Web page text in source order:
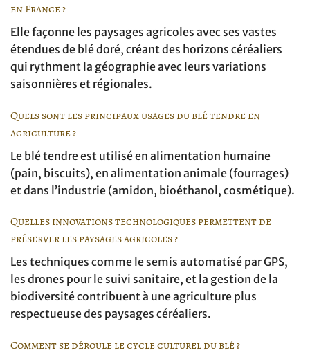
en France ?
Elle façonne les paysages agricoles avec ses vastes
étendues de blé doré, créant des horizons céréaliers
qui rythment la géographie avec leurs variations
saisonnières et régionales.
Quels sont les principaux usages du blé tendre en
agriculture ?
Le blé tendre est utilisé en alimentation humaine
(pain, biscuits), en alimentation animale (fourrages)
et dans l’industrie (amidon, bioéthanol, cosmétique).
Quelles innovations technologiques permettent de
préserver les paysages agricoles ?
Les techniques comme le semis automatisé par GPS,
les drones pour le suivi sanitaire, et la gestion de la
biodiversité contribuent à une agriculture plus
respectueuse des paysages céréaliers.
Comment se déroule le cycle culturel du blé ?